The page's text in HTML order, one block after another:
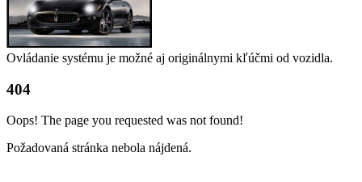
Ovládanie systému je možné aj originálnymi kľúčmi od vozidla.
404
Oops! The page you requested was not found!
Požadovaná stránka nebola nájdená.